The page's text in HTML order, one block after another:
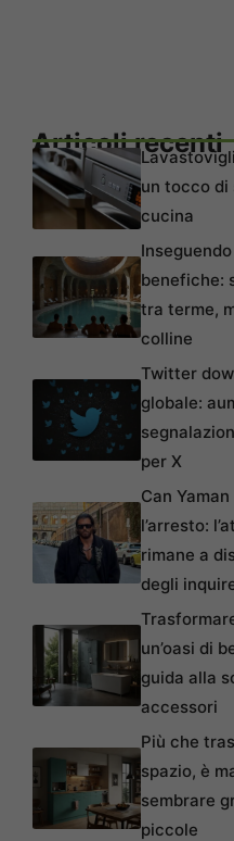
Articoli recenti
un tocco di
cucina
benefiche:
tra terme,
colline
Twitter
globale:
per X
Can
l’arresto:
rimane a
degli
un’oasi di
guida alla
accessori
Più che
spazio, è
sembrare
piccole